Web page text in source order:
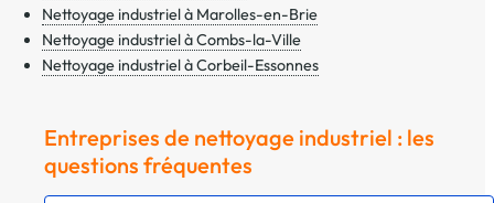
Nettoyage industriel à Marolles-en-Brie
Nettoyage industriel à Combs-la-Ville
Nettoyage industriel à Corbeil-Essonnes
Entreprises de nettoyage industriel : les
questions fréquentes